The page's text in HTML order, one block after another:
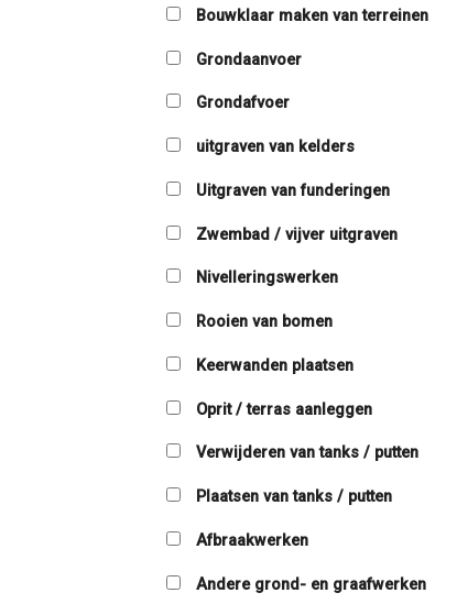
Bouwklaar maken van terreinen
Grondaanvoer
Grondafvoer
uitgraven van kelders
Uitgraven van funderingen
Zwembad / vijver uitgraven
Nivelleringswerken
Rooien van bomen
Keerwanden plaatsen
Oprit / terras aanleggen
Verwijderen van tanks / putten
Plaatsen van tanks / putten
Afbraakwerken
Andere grond- en graafwerken